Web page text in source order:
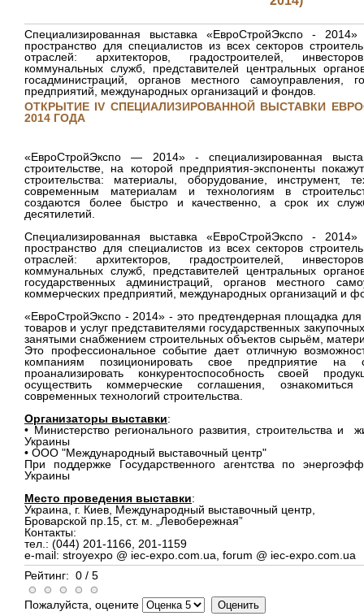
Специализированная выставка «ЕвроСтройЭкспо -
пространство для специалистов из всех секторов
отраслей: архитекторов, градостроителей,
коммунальных служб, представителей центральных
госадминистраций, органов местного самоуправления,
предприятий, международных организаций и фондов.
ОТКРЫТИЕ IV СПЕЦИАЛИЗИРОВАННОЙ ВЫСТАВКИ
2014 ГОДА
«ЕвроСтройЭкспо — 2014» - специализированная
строительстве, на которой предприятия-экспоненты
строительства: материалы, оборудование, инструмент,
современным материалам и технологиям в
создаются более быстро и качественно, а срок их
десятилетий.
Специализированная выставка «ЕвроСтройЭкспо -
пространство для специалистов из всех секторов
отраслей: архитекторов, градостроителей,
коммунальных служб, представителей центральных
государственных администраций, органов местного
коммерческих предприятий, международных организаций и
«ЕвроСтройЭкспо - 2014» - это предтендерная площадка
товаров и услуг представителями государственных
занятыми снабжением строительных объектов сырьём,
Это профессиональное событие дает отличную
компаниям позиционировать свое предприятие на
проанализировать конкурентоспособность своей
осуществить коммерческие соглашения,
современных технологий строительства.
Организаторы выставки:
• Министерство регионального развития, строительства и
Украины
• ООО "Международный выставочный центр"
При поддержке Государственного агентства по
Украины
Место проведения выставки:
Украина, г. Киев, Международный выставочный центр,
Броварской пр.15, ст. м. „Левобережная”
Контакты:
тел.: (044) 201-1166, 201-1159
e-mail: stroyexpo @ iec-expo.com.ua, forum @ iec-expo.com.ua
Рейтинг: 0 / 5
Пожалуйста, оцените